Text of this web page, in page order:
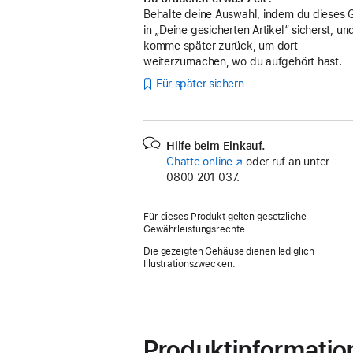
Behalte deine Auswahl, indem du dieses
in „Deine gesicherten Artikel“ sicherst,
komme später zurück, um dort
weiterzumachen, wo du aufgehört hast.
Für später sichern
Hilfe beim Einkauf.
Chatte online (Öffnet
ein
oder ruf an unter
0800 201 037.
Für dieses Produkt gelten gesetzliche
Gewährleistungsrechte
Die gezeigten Gehäuse dienen lediglich
Illustrationszwecken.